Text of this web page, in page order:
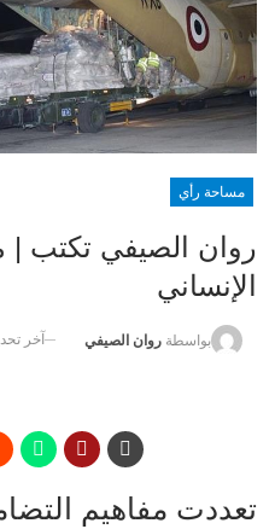
مساحة رأي
روان الصيفي تكتب |
الإنساني
بواسطة روان الصيفي آخر
تعددت مفاهيم